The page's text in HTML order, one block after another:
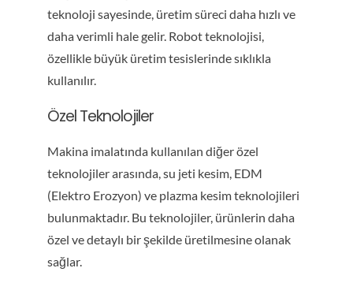
teknoloji sayesinde, üretim süreci daha hızlı ve
daha verimli hale gelir. Robot teknolojisi,
özellikle büyük üretim tesislerinde sıklıkla
kullanılır.
Özel Teknolojiler
Makina imalatında kullanılan diğer özel
teknolojiler arasında, su jeti kesim, EDM
(Elektro Erozyon) ve plazma kesim teknolojileri
bulunmaktadır. Bu teknolojiler, ürünlerin daha
özel ve detaylı bir şekilde üretilmesine olanak
sağlar.